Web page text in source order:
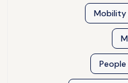
Mobility